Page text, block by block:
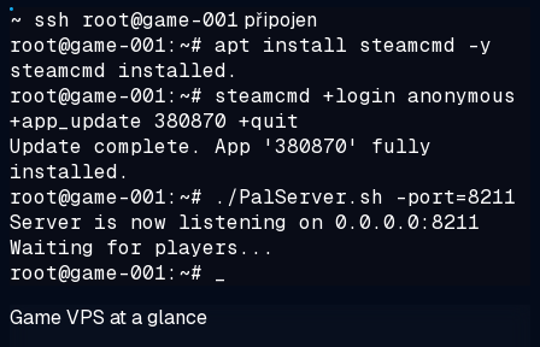
~ ssh root@game-001 připojen
root@game-001:~# apt install steamcmd -y
steamcmd installed.
root@game-001:~# steamcmd +login anonymous
+app_update 380870 +quit
Update complete. App '380870' fully
installed.
root@game-001:~# ./PalServer.sh -port=8211
Server is now listening on 0.0.0.0:8211
Waiting for players...
root@game-001:~# _
Game VPS at a glance